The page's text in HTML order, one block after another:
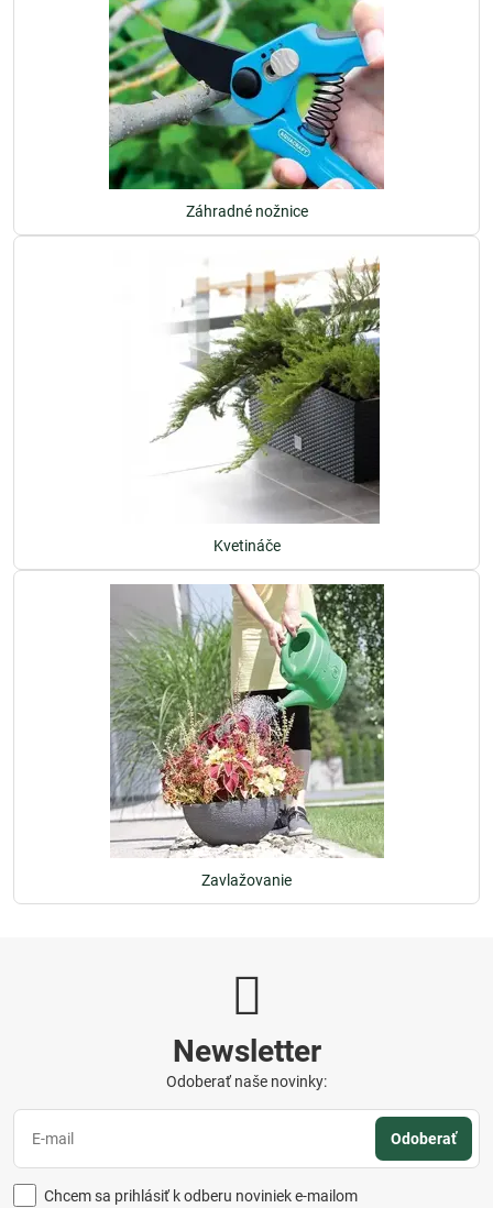
Záhradné nožnice
Kvetináče
Zavlažovanie
Newsletter
Odoberať naše novinky:
Odoberať
Chcem sa prihlásiť k odberu noviniek e-mailom